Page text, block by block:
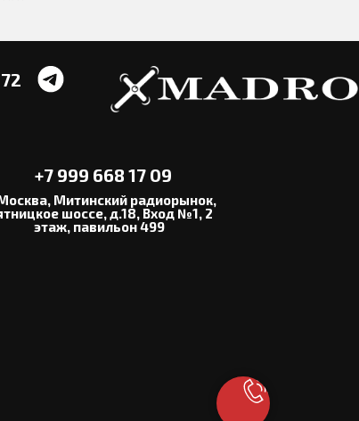
Митинский радиорынок,
шоссе, д.18, Вход №1, 2
этаж, павильон 499
+7 999 668 17 09